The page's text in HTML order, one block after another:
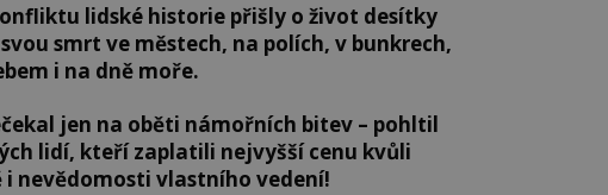
lidské historie přišly o život desítky
smrt ve městech, na polích, v bunkrech,
i na dně moře.
jen na oběti námořních bitev – pohltil
lidí, kteří zaplatili nejvyšší cenu kvůli
i nevědomosti vlastního vedení!